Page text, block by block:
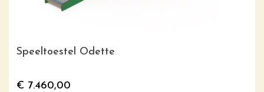
Speeltoestel Odette
€ 7.460,00